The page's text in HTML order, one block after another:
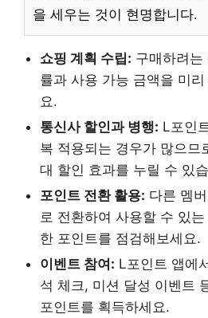
을 세우는 것이 현명합니다.
쇼핑 계획 수립: 구매하려는
률과 사용 가능 금액을 미
요.
통신사 할인과 병행: L포인
복 적용되는 경우가 많으므
대 할인 효과를 누릴 수 있
포인트 전환 활용: 다른 멤
로 전환하여 사용할 수 있
한 포인트를 점검해보세요.
이벤트 참여: L포인트 앱에
석 체크, 미션 달성 이벤트
포인트를 획득하세요.